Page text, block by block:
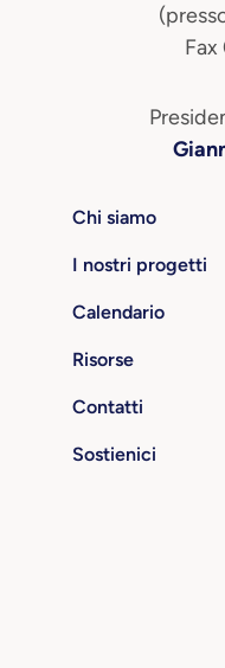
Chi siamo
I nostri progetti
Calendario
Risorse
Contatti
Sostienici